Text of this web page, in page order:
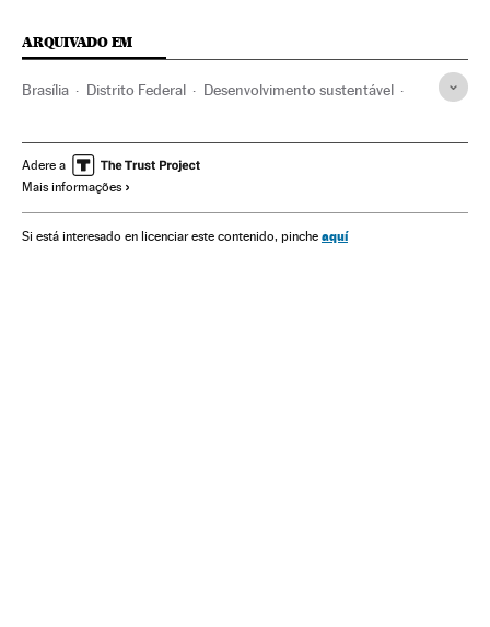
ARQUIVADO EM
Brasília Distrito Federal Desenvolvimento sustentável
Consumo Contaminação
Problemas ambientais
Termômetro Econômico e Social da América Latina
Adere a
Mais informações
Si está interesado en licenciar este contenido, pinche aquí